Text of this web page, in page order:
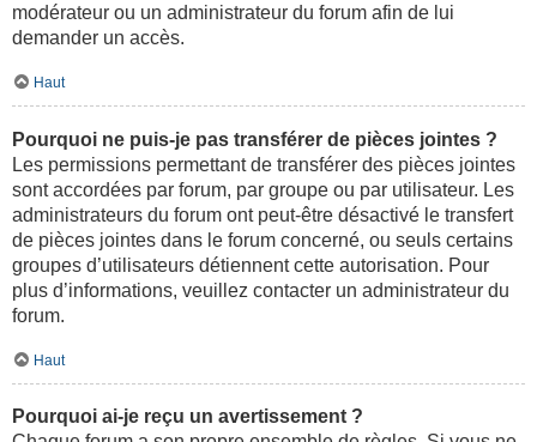
modérateur ou un administrateur du forum afin de lui
demander un accès.
Haut
Pourquoi ne puis-je pas transférer de pièces jointes ?
Les permissions permettant de transférer des pièces jointes
sont accordées par forum, par groupe ou par utilisateur. Les
administrateurs du forum ont peut-être désactivé le transfert
de pièces jointes dans le forum concerné, ou seuls certains
groupes d’utilisateurs détiennent cette autorisation. Pour
plus d’informations, veuillez contacter un administrateur du
forum.
Haut
Pourquoi ai-je reçu un avertissement ?